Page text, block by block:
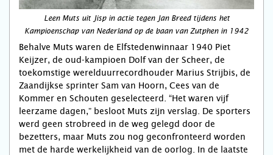
Leen Muts uit Jisp in actie tegen Jan Breed tijdens het
Kampioenschap van Nederland op de baan van Zutphen in 1942
Behalve Muts waren de Elfstedenwinnaar 1940 Piet
Keijzer, de oud-kampioen Dolf van der Scheer, de
toekomstige werelduurrecordhouder Marius Strijbis, de
Zaandijkse sprinter Sam van Hoorn, Cees van de
Kommer en Schouten geselecteerd. “Het waren vijf
leerzame dagen,” besloot Muts zijn verslag. De sporters
werd geen strobreed in de weg gelegd door de
bezetters, maar Muts zou nog geconfronteerd worden
met de harde werkelijkheid van de oorlog. In de laatste